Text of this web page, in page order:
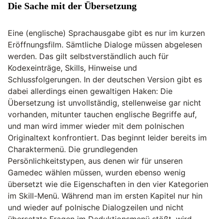
Die Sache mit der Übersetzung
Eine (englische) Sprachausgabe gibt es nur im kurzen
Eröffnungsfilm. Sämtliche Dialoge müssen abgelesen
werden. Das gilt selbstverständlich auch für
Kodexeinträge, Skills, Hinweise und
Schlussfolgerungen. In der deutschen Version gibt es
dabei allerdings einen gewaltigen Haken: Die
Übersetzung ist unvollständig, stellenweise gar nicht
vorhanden, mitunter tauchen englische Begriffe auf,
und man wird immer wieder mit dem polnischen
Originaltext konfrontiert. Das beginnt leider bereits im
Charaktermenü. Die grundlegenden
Persönlichkeitstypen, aus denen wir für unseren
Gamedec wählen müssen, wurden ebenso wenig
übersetzt wie die Eigenschaften in den vier Kategorien
im Skill-Menü. Während man im ersten Kapitel nur hin
und wieder auf polnische Dialogzeilen und nicht